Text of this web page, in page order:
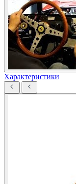
Характеристики